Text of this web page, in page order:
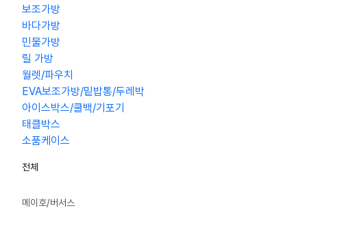
보조가방
바다가방
민물가방
릴 가방
월렛/파우치
EVA보조가방/밑밥통/두레박
아이스박스/쿨백/기포기
태클박스
소품케이스
전체
메이호/버서스